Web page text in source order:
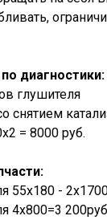
диагностики:
глушителя
снятием
= 8000 руб.
55x180 -
4х800=3